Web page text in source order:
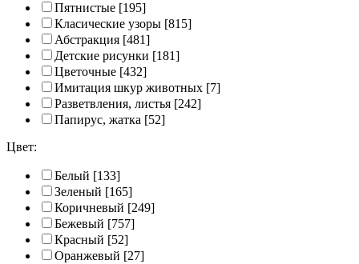
Пятнистые [195]
Класические узоры [815]
Абстракция [481]
Детские рисунки [181]
Цветочные [432]
Имитация шкур животных [7]
Разветвления, листья [242]
Папирус, жатка [52]
Цвет:
Белый [133]
Зеленый [165]
Коричневый [249]
Бежевый [757]
Красный [52]
Оранжевый [27]